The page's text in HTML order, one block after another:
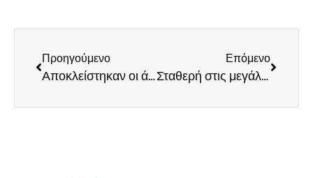
Προηγούμενο
Αποκλείστηκαν οι άνδρες στον ημιτελικό της National League 1
Επόμενο
Σταθερή στις μεγάλες επιδόσεις η Αποστολία Αντώνατου